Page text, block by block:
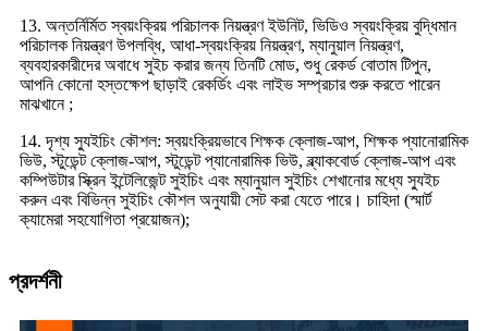
13. অন্তর্নির্মিত স্বয়ংক্রিয় পরিচালক নিয়ন্ত্রণ ইউনিট, ভিডিও স্বয়ংক্রিয় বুদ্ধিমান
পরিচালক নিয়ন্ত্রণ উপলব্ধি, আধা-স্বয়ংক্রিয় নিয়ন্ত্রণ, ম্যানুয়াল নিয়ন্ত্রণ,
ব্যবহারকারীদের অবাধে সুইচ করার জন্য তিনটি মোড, শুধু রেকর্ড বোতাম টিপুন,
আপনি কোনো হস্তক্ষেপ ছাড়াই রেকর্ডিং এবং লাইভ সম্প্রচার শুরু করতে পারেন
মাঝখানে ;
14. দৃশ্য স্যুইচিং কৌশল: স্বয়ংক্রিয়ভাবে শিক্ষক ক্লোজ-আপ, শিক্ষক প্যানোরামিক
ভিউ, স্টুডেন্ট ক্লোজ-আপ, স্টুডেন্ট প্যানোরামিক ভিউ, ব্ল্যাকবোর্ড ক্লোজ-আপ এবং
কম্পিউটার স্ক্রিন ইন্টেলিজেন্ট সুইচিং এবং ম্যানুয়াল সুইচিং শেখানোর মধ্যে স্যুইচ
করুন এবং বিভিন্ন সুইচিং কৌশল অনুযায়ী সেট করা যেতে পারে। চাহিদা (স্মার্ট
ক্যামেরা সহযোগিতা প্রয়োজন);
প্রদর্শনী